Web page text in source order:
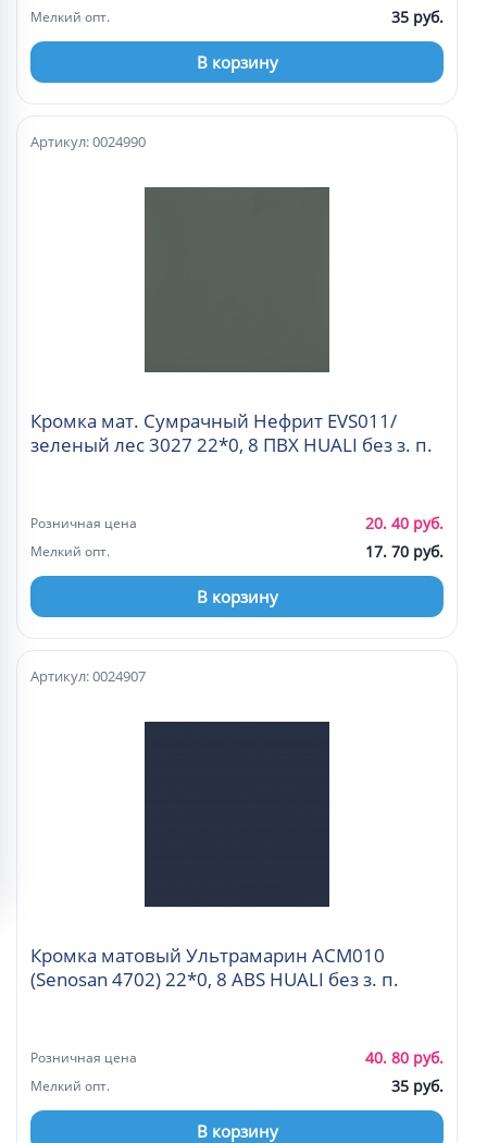
Мелкий опт. 35 руб.
В корзину
Кромка мат. Сумрачный Нефрит EVS011/
зеленый лес 3027 22*0, 8 ПВХ HUALI без з. п.
Артикул: 0024990
Розничная цена 20. 40 руб.
Мелкий опт. 17. 70 руб.
В корзину
Кромка матовый Ультрамарин ACM010
(Senosan 4702) 22*0, 8 ABS HUALI без з. п.
Артикул: 0024907
Розничная цена 40. 80 руб.
Мелкий опт. 35 руб.
В корзину